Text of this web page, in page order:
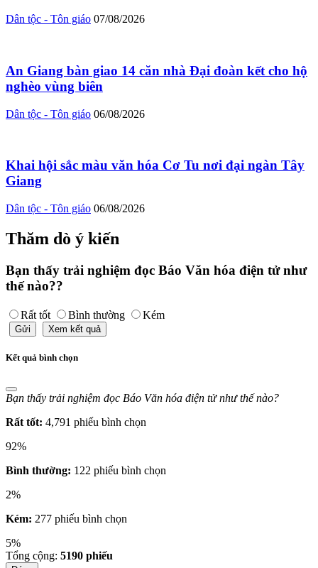
Dân tộc - Tôn giáo 07/08/2026
An Giang bàn giao 14 căn nhà Đại đoàn kết cho hộ
nghèo vùng biên
Dân tộc - Tôn giáo 06/08/2026
Khai hội sắc màu văn hóa Cơ Tu nơi đại ngàn Tây
Giang
Dân tộc - Tôn giáo 06/08/2026
Thăm dò ý kiến
Bạn thấy trải nghiệm đọc Báo Văn hóa điện tử như
thế nào??
Rất tốt Bình thường Kém
Gửi Xem kết quả
Kết quả bình chọn
Bạn thấy trải nghiệm đọc Báo Văn hóa điện tử như thế nào?
Rất tốt: 4,791 phiếu bình chọn
92%
Bình thường: 122 phiếu bình chọn
2%
Kém: 277 phiếu bình chọn
5%
Tổng cộng: 5190 phiếu